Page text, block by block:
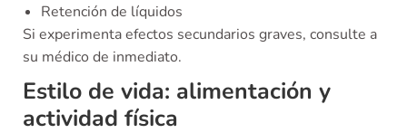
Retención de líquidos
Si experimenta efectos secundarios graves, consulte a
su médico de inmediato.
Estilo de vida: alimentación y
actividad física